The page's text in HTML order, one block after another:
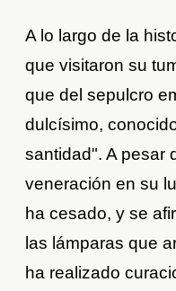
A lo largo de la
que visitaron su
que del sepulcro
dulcísimo,
santidad". A pesar
veneración en su
ha cesado, y se
las lámparas que
ha realizado